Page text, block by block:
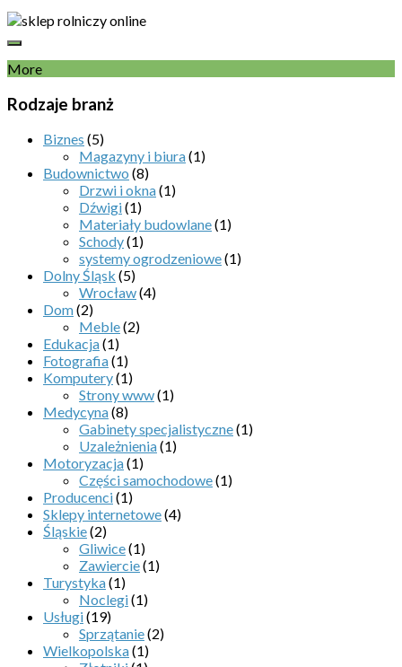
More
Rodzaje branż
Biznes (5)
Magazyny i biura(1)
Budownictwo (8)
Drzwi i okna(1)
Dźwigi(1)
Materiały budowlane(1)
Schody(1)
systemy ogrodzeniowe(1)
Dolny Śląsk (5)
Wrocław(4)
Dom(2)
Meble(2)
Edukacja(1)
Fotografia(1)
Komputery(1)
Strony www(1)
Medycyna(8)
Gabinety specjalistyczne(1)
Uzależnienia(1)
Motoryzacja(1)
Części samochodowe(1)
Producenci(1)
Sklepy internetowe(4)
Śląskie(2)
Gliwice(1)
Zawiercie(1)
Turystyka(1)
Noclegi(1)
Usługi(19)
Sprzątanie(2)
Wielkopolska(1)